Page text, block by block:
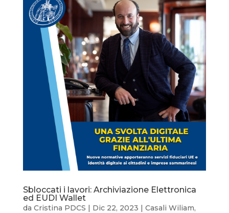
Sbloccati i lavori: Archiviazione Elettronica
ed EUDI Wallet
da Cristina PDCS | Dic 22, 2023 | Casali Wiliam,